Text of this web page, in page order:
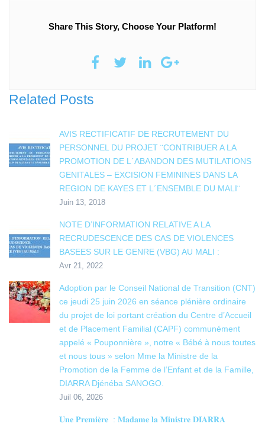
Share This Story, Choose Your Platform!
Related Posts
AVIS RECTIFICATIF DE RECRUTEMENT DU
PERSONNEL DU PROJET ¨CONTRIBUER A LA
PROMOTION DE L´ABANDON DES MUTILATIONS
GENITALES – EXCISION FEMININES DANS LA
REGION DE KAYES ET L´ENSEMBLE DU MALI¨
Juin 13, 2018
NOTE D’INFORMATION RELATIVE A LA
RECRUDESCENCE DES CAS DE VIOLENCES
BASEES SUR LE GENRE (VBG) AU MALI :
Avr 21, 2022
Adoption par le Conseil National de Transition (CNT)
ce jeudi 25 juin 2026 en séance plénière ordinaire
du projet de loi portant création du Centre d’Accueil
et de Placement Familial (CAPF) communément
appelé « Pouponnière », notre « Bébé à nous toutes
et nous tous » selon Mme la Ministre de la
Promotion de la Femme de l’Enfant et de la Famille,
DIARRA Djénéba SANOGO.
Juil 06, 2026
𝐔𝐧𝐞 𝐏𝐫𝐞𝐦𝐢𝐞̀𝐫𝐞 : 𝐌𝐚𝐝𝐚𝐦𝐞 𝐥𝐚 𝐌𝐢𝐧𝐢𝐬𝐭𝐫𝐞 𝐃𝐈𝐀𝐑𝐑𝐀